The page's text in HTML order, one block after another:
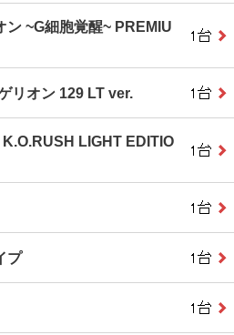
ン ~G細胞覚醒~ PREMIU
リオン 129 LT ver.
LIGHT EDITIO
プ